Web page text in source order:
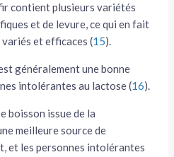
contient plusieurs variétés
et de levure, ce qui en fait
et efficaces (15).
généralement une bonne
intolérantes au lactose (16).
boisson issue de la
meilleure source de
et les personnes intolérantes